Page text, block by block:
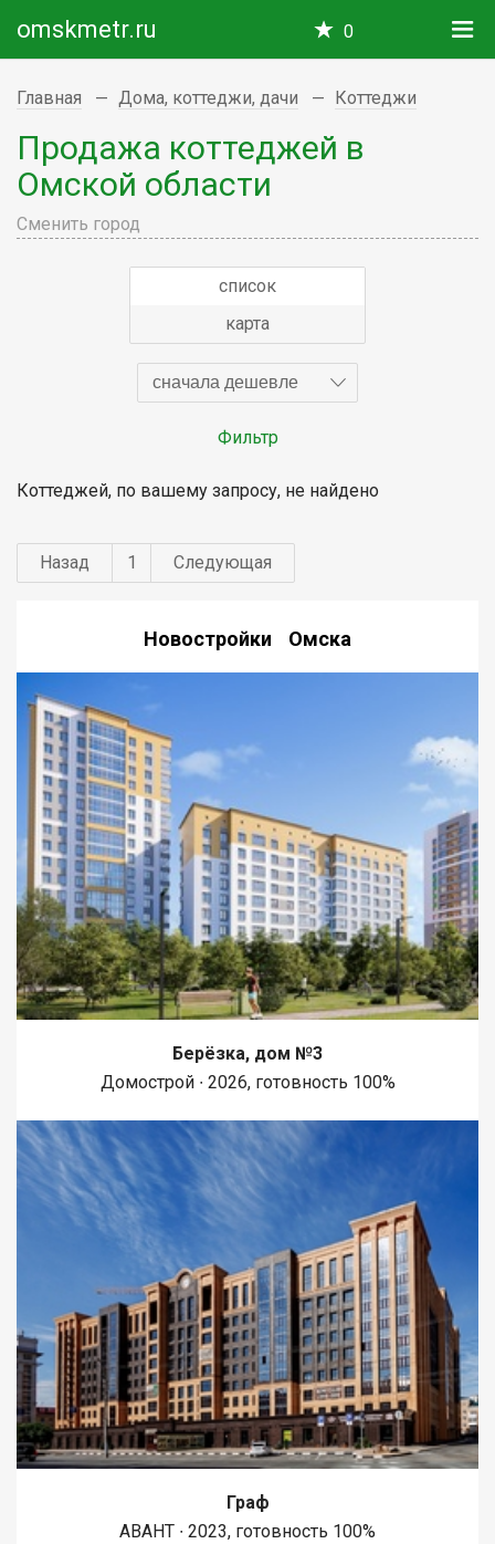
omskmetr.ru 0
Главная Дома, коттеджи, дачи Коттеджи
Продажа коттеджей в
Омской области
Сменить город
список
карта
сначала дешевле
Фильтр
Коттеджей, по вашему запросу, не найдено
Назад 1 Следующая
Новостройки Омска
Берёзка, дом №3
Домострой ∙ 2026, готовность 100%
Граф
АВАНТ ∙ 2023, готовность 100%